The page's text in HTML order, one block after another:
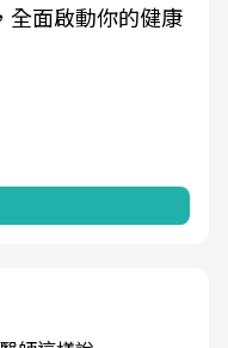
全面啟動你的健康